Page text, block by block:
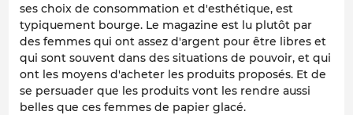
ses choix de consommation et d'esthétique, est
typiquement bourge. Le magazine est lu plutôt par
des femmes qui ont assez d'argent pour être libres et
qui sont souvent dans des situations de pouvoir, et qui
ont les moyens d'acheter les produits proposés. Et de
se persuader que les produits vont les rendre aussi
belles que ces femmes de papier glacé.